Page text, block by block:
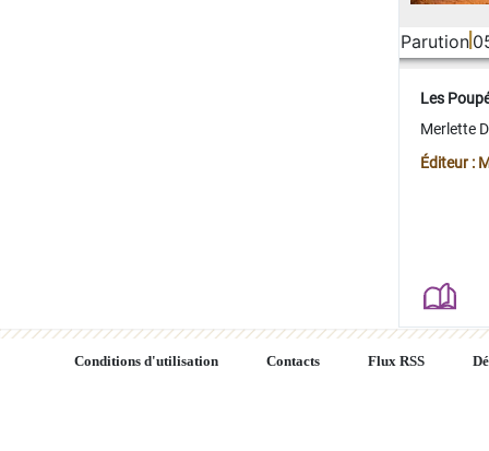
Parution
Les
Merlette
Éditeur :
Conditions d'utilisation Contacts Flux RSS